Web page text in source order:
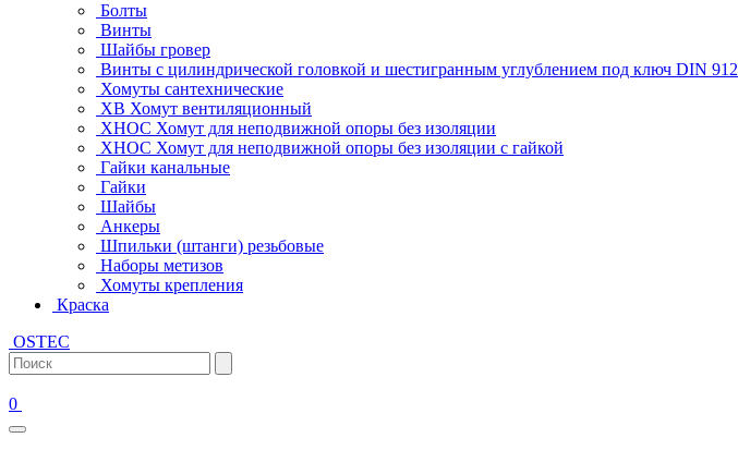
Болты
Винты
Шайбы гровер
Винты с цилиндрической головкой и шестигранным углублением под ключ DIN 912
Хомуты сантехнические
ХВ Хомут вентиляционный
ХНОС Хомут для неподвижной опоры без изоляции
ХНОС Хомут для неподвижной опоры без изоляции с гайкой
Гайки канальные
Гайки
Шайбы
Анкеры
Шпильки (штанги) резьбовые
Наборы метизов
Хомуты крепления
Краска
OSTEC
0